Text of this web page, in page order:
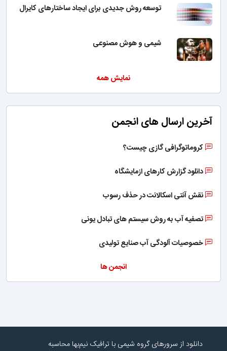
توسعه روش جدیدی برای ایجاد ساختارهای کایرال
شیمی و هوش مصنوعی
نمایش همه
آخرین ارسال های انجمن
کروماتوگرافی گازی چیست؟
دانلود گزارش کارهای ازمایشگاه
نقش آنتی اسکالانت در حذف رسوب
تصفیه آب به روش سیستم های تبادل یونی
خصوصیات آلودگی آب صنایع تولیدی
انجمن ها
دانلود از سرورهای گروه شیمی با ترافیک نیم‌بها محاسبه